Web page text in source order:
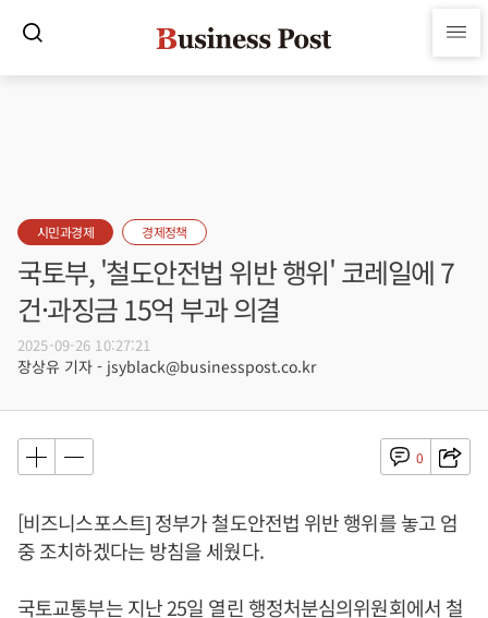
시민과경제 경제정책
국토부, '철도안전법 위반 행위' 코레일에 7
건·과징금 15억 부과 의결
2025-09-26 10:27:21
장상유 기자 - jsyblack@businesspost.co.kr
0
[비즈니스포스트] 정부가 철도안전법 위반 행위를 놓고 엄
중 조치하겠다는 방침을 세웠다.
국토교통부는 지난 25일 열린 행정처분심의위원회에서 철